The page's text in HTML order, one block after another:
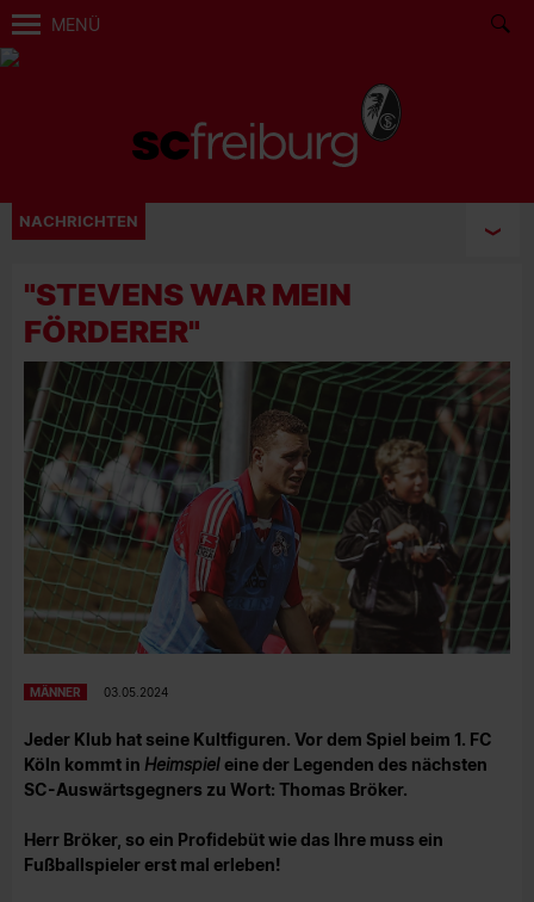
MENÜ
NACHRICHTEN
"STEVENS WAR MEIN
FÖRDERER"
MÄNNER 03.05.2024
Jeder Klub hat seine Kultfiguren. Vor dem Spiel beim 1. FC
Köln kommt in Heimspieleine der Legenden des nächsten
SC-Auswärtsgegners zu Wort: Thomas Bröker.
Herr Bröker, so ein Profidebüt wie das Ihre muss ein
Fußballspieler erst mal erleben!